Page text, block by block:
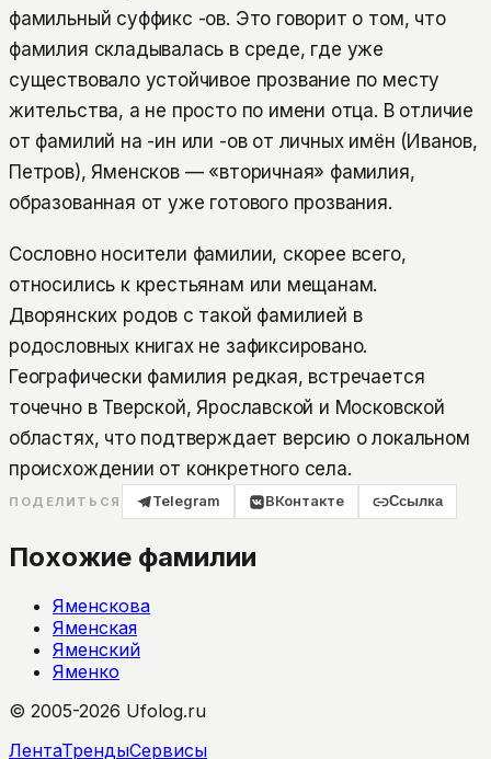
фамильный суффикс -ов. Это говорит о том, что
фамилия складывалась в среде, где уже
существовало устойчивое прозвание по месту
жительства, а не просто по имени отца. В отличие
от фамилий на -ин или -ов от личных имён (Иванов,
Петров), Яменсков — «вторичная» фамилия,
образованная от уже готового прозвания.
Сословно носители фамилии, скорее всего,
относились к крестьянам или мещанам.
Дворянских родов с такой фамилией в
родословных книгах не зафиксировано.
Географически фамилия редкая, встречается
точечно в Тверской, Ярославской и Московской
областях, что подтверждает версию о локальном
происхождении от конкретного села.
ПОДЕЛИТЬСЯ Telegram ВКонтакте Ссылка
Похожие фамилии
Яменскова
Яменская
Яменский
Яменко
© 2005-2026 Ufolog.ru
ЛентаТрендыСервисы